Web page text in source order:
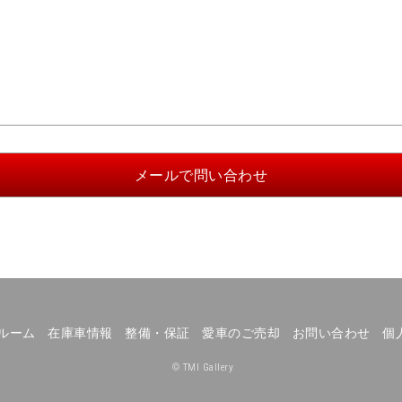
ーム 在庫車情報 整備・保証 愛車のご売却 お問い合わせ 個
© TMI Gallery